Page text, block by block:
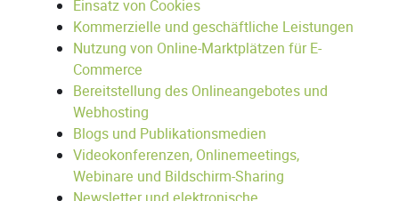
Einsatz von Cookies
Kommerzielle und geschäftliche Leistungen
Nutzung von Online-Marktplätzen für E-
Commerce
Bereitstellung des Onlineangebotes und
Webhosting
Blogs und Publikationsmedien
Videokonferenzen, Onlinemeetings,
Webinare und Bildschirm-Sharing